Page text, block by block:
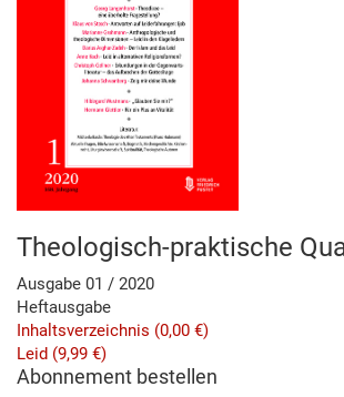
Theologisch-praktische
Ausgabe 01 / 2020
Heftausgabe
Inhaltsverzeichnis (0,00 €)
Leid (9,99 €)
Abonnement bestellen